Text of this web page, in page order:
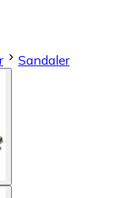
Sandaler